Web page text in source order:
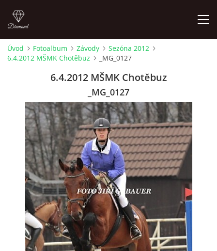
ÚVOD
KONTAKT
SLUŽBY
JEŽDĚNÍ PRO VEŘEJNOST
FOTOALBUM
VIDEA
Úvod Fotoalbum Závody
Sezóna 2012
6.4.2012 MŠMK Chotěbuz
_MG_0127
6.4.2012 MŠMK Chotěbuz
_MG_0127